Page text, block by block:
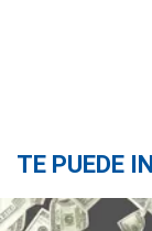
TE PUEDE